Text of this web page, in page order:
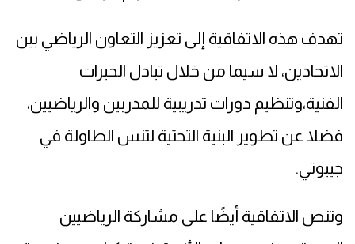
تهدف هذه الاتفاقية إلى تعزيز التعاون الرياضي بين
الاتحادين، لا سيما من خلال تبادل الخبرات
الفنية،وتنظيم دورات تدريبية للمدربين والرياضيين،
فضلا عن تطوير البنية التحتية لتنس الطاولة في
جيبوتي.
وتنص الاتفاقية أيضًا على مشاركة الرياضيين